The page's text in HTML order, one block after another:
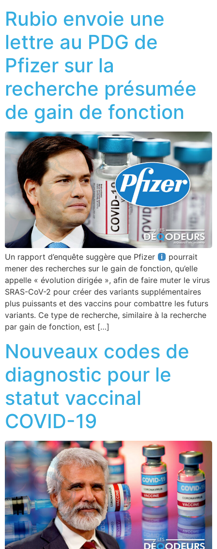
Rubio envoie une
lettre au PDG de
Pfizer sur la
recherche présumée
de gain de fonction
Un rapport d’enquête suggère que Pfizer
pourrait
mener des recherches sur le gain de fonction, qu’elle
appelle « évolution dirigée », afin de faire muter le virus
SRAS-CoV-2 pour créer des variants supplémentaires
plus puissants et des vaccins pour combattre les futurs
variants. Ce type de recherche, similaire à la recherche
par gain de fonction, est […]
Nouveaux codes de
diagnostic pour le
statut vaccinal
COVID-19